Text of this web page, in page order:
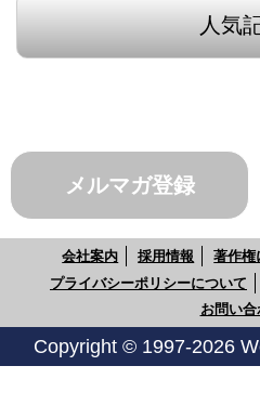
人気
メルマガ登録
会社案内 採用情報 著作権
プライバシーポリシーについて
お問い合
Copyright © 1997-2026